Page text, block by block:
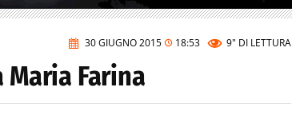
30 GIUGNO 2015 18:53 9" DI LETTURA
Maria Farina